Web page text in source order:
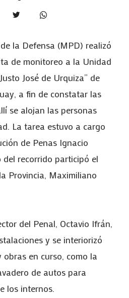
la Defensa (MPD) realizó
de monitoreo a la Unidad
José de Urquiza” de
a fin de constatar las
se alojan las personas
La tarea estuvo a cargo
de Penas Ignacio
recorrido participó el
Provincia, Maximiliano
del Penal, Octavio Ifrán,
y se interiorizó
en curso, como la
de autos para
los internos.